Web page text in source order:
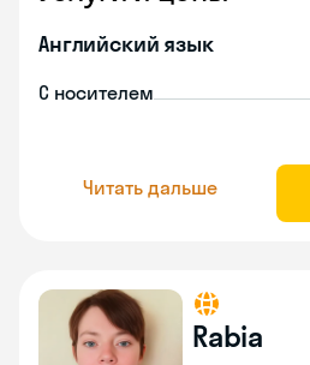
Английский язык
С носителем
Читать дальше
Rabia